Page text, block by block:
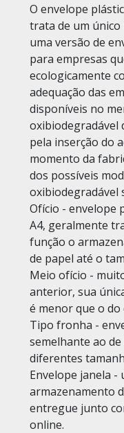
O envelope
trata de um único
uma versão de
para empresas
ecologicamente
adequação das
disponíveis no
oxibiodegradável
pela inserção do
momento da
dos possíveis
oxibiodegradável
Ofício - envelope
A4, geralmente
função o
de papel até o
Meio ofício -
anterior, sua
é menor que o
Tipo fronha -
semelhante ao
diferentes
Envelope janela -
armazenamento
entregue junto
online.